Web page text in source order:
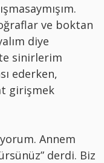
ve boktan
diye
sinirlerim
ederken,
girişmek
Annem
derdi. Biz